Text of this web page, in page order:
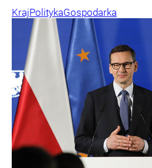
KrajPolitykaGospodarka